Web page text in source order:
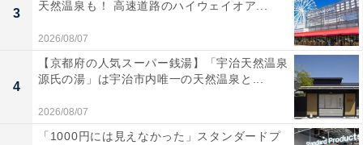
3
天然温泉も！ 高速道路のハイウェイオア...
2026/08/07
4
【京都府の人気スーパー銭湯】「宇治天然温泉
源氏の湯」は宇治市内唯一の天然温泉と...
2026/08/07
「1000円には見えなかった」スタンダードプ